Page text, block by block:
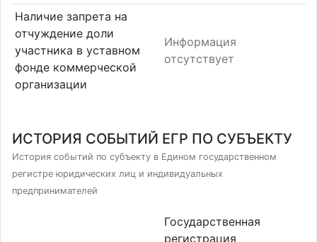
Наличие запрета на
отчуждение доли
участника в уставном
фонде коммерческой
организации
Информация
отсутствует
ИСТОРИЯ СОБЫТИЙ ЕГР ПО СУБЪЕКТУ
История событий по субъекту в Едином государственном
регистре юридических лиц и индивидуальных
предпринимателей
Государственная
регистрация